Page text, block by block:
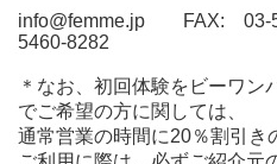
info@femme.jp FAX:
5460-8282
＊なお、初回体験をビーワン
でご希望の方に関しては、
通常営業の時間に20％割引き